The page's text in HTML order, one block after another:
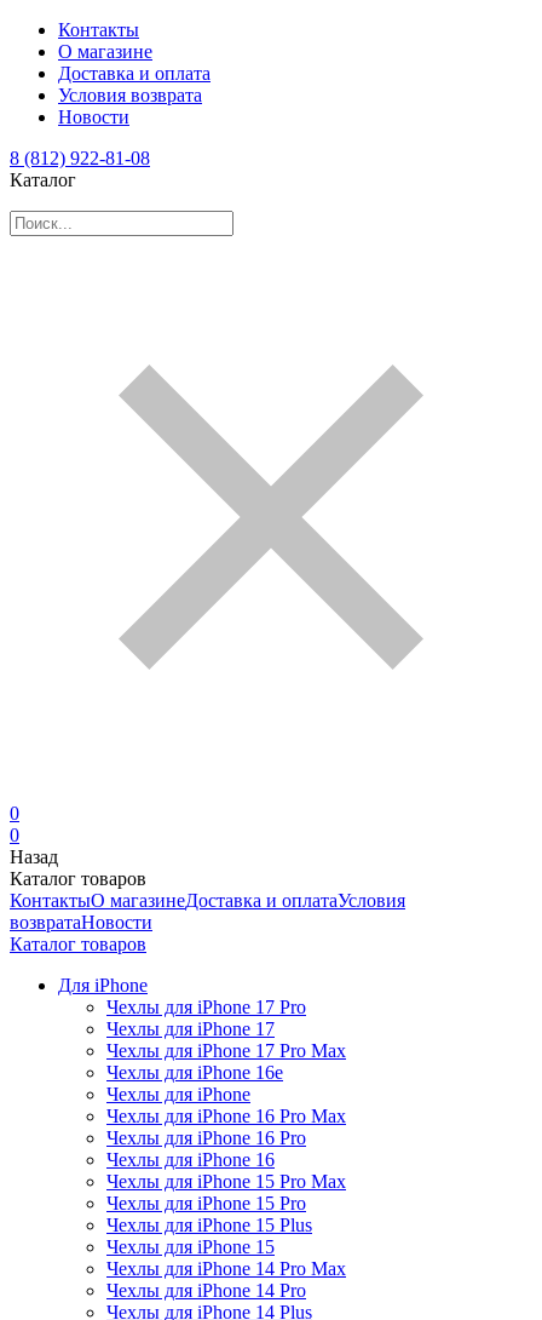
Контакты
О магазине
Доставка и оплата
Условия возврата
Новости
8 (812) 922-81-08
Каталог
0
0
Назад
Каталог товаров
КонтактыО магазинеДоставка и оплатаУсловия
возвратаНовости
Каталог товаров
Для iPhone
Чехлы для iPhone 17 Pro
Чехлы для iPhone 17
Чехлы для iPhone 17 Pro Max
Чехлы для iPhone 16e
Чехлы для iPhone
Чехлы для iPhone 16 Pro Max
Чехлы для iPhone 16 Pro
Чехлы для iPhone 16
Чехлы для iPhone 15 Pro Max
Чехлы для iPhone 15 Pro
Чехлы для iPhone 15 Plus
Чехлы для iPhone 15
Чехлы для iPhone 14 Pro Max
Чехлы для iPhone 14 Pro
Чехлы для iPhone 14 Plus